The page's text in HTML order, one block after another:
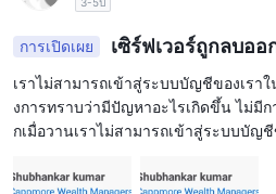
โดย CAPMOREFX อาจแตกต่างกันไป
ชำระเงินที่ใช้ และปริมาณการซื้อขายที่
ตรวจสอบตารางค่าธรรมเนียมและข้อก
หน้าก่อนเปิดบัญชีเพื่อให้แน่ใจว่ามีความ
การเปิดเผย เซิร์ฟเวอร์ถูกลบออ
เราไม่สามารถเข้าสู่ระบบบัญชีของเรา
งการทราบว่ามีปัญหาอะไรเกิดขึ้น ไม่มีก
กเมื่อวานเราไม่สามารถเข้าสู่ระบบบัญ